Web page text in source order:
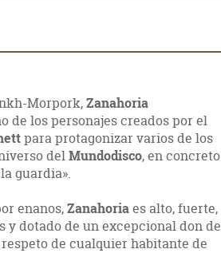
Morpork,Zanahoria
de los personajes creados por el
para protagonizar varios de los
delMundodisco, en concreto
guardia».
enanos,Zanahoriaes alto, fuerte,
dotado de un excepcional don de
de cualquier habitante de